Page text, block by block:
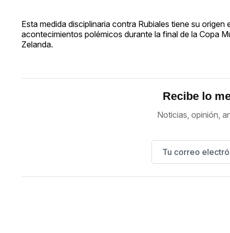
Esta medida disciplinaria contra Rubiales tiene su
acontecimientos polémicos durante la final de la Copa
Zelanda.
Recibe lo
Noticias, opinión,